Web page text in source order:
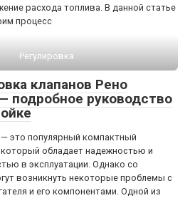
расхода топлива. В данной статье
процесс
Регулировка
клапанов Рено
подробное руководство
это популярный компактный
обладает надежностью и
в эксплуатации. Однако со
возникнуть некоторые проблемы с
и его компонентами. Одной из